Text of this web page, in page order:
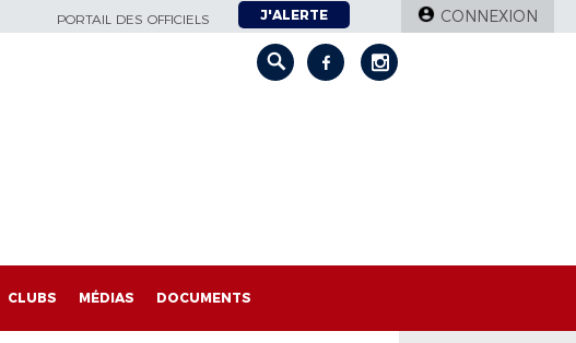
PORTAIL DES OFFICIELS J'ALERTE CONNEXION
CLUBS MÉDIAS DOCUMENTS